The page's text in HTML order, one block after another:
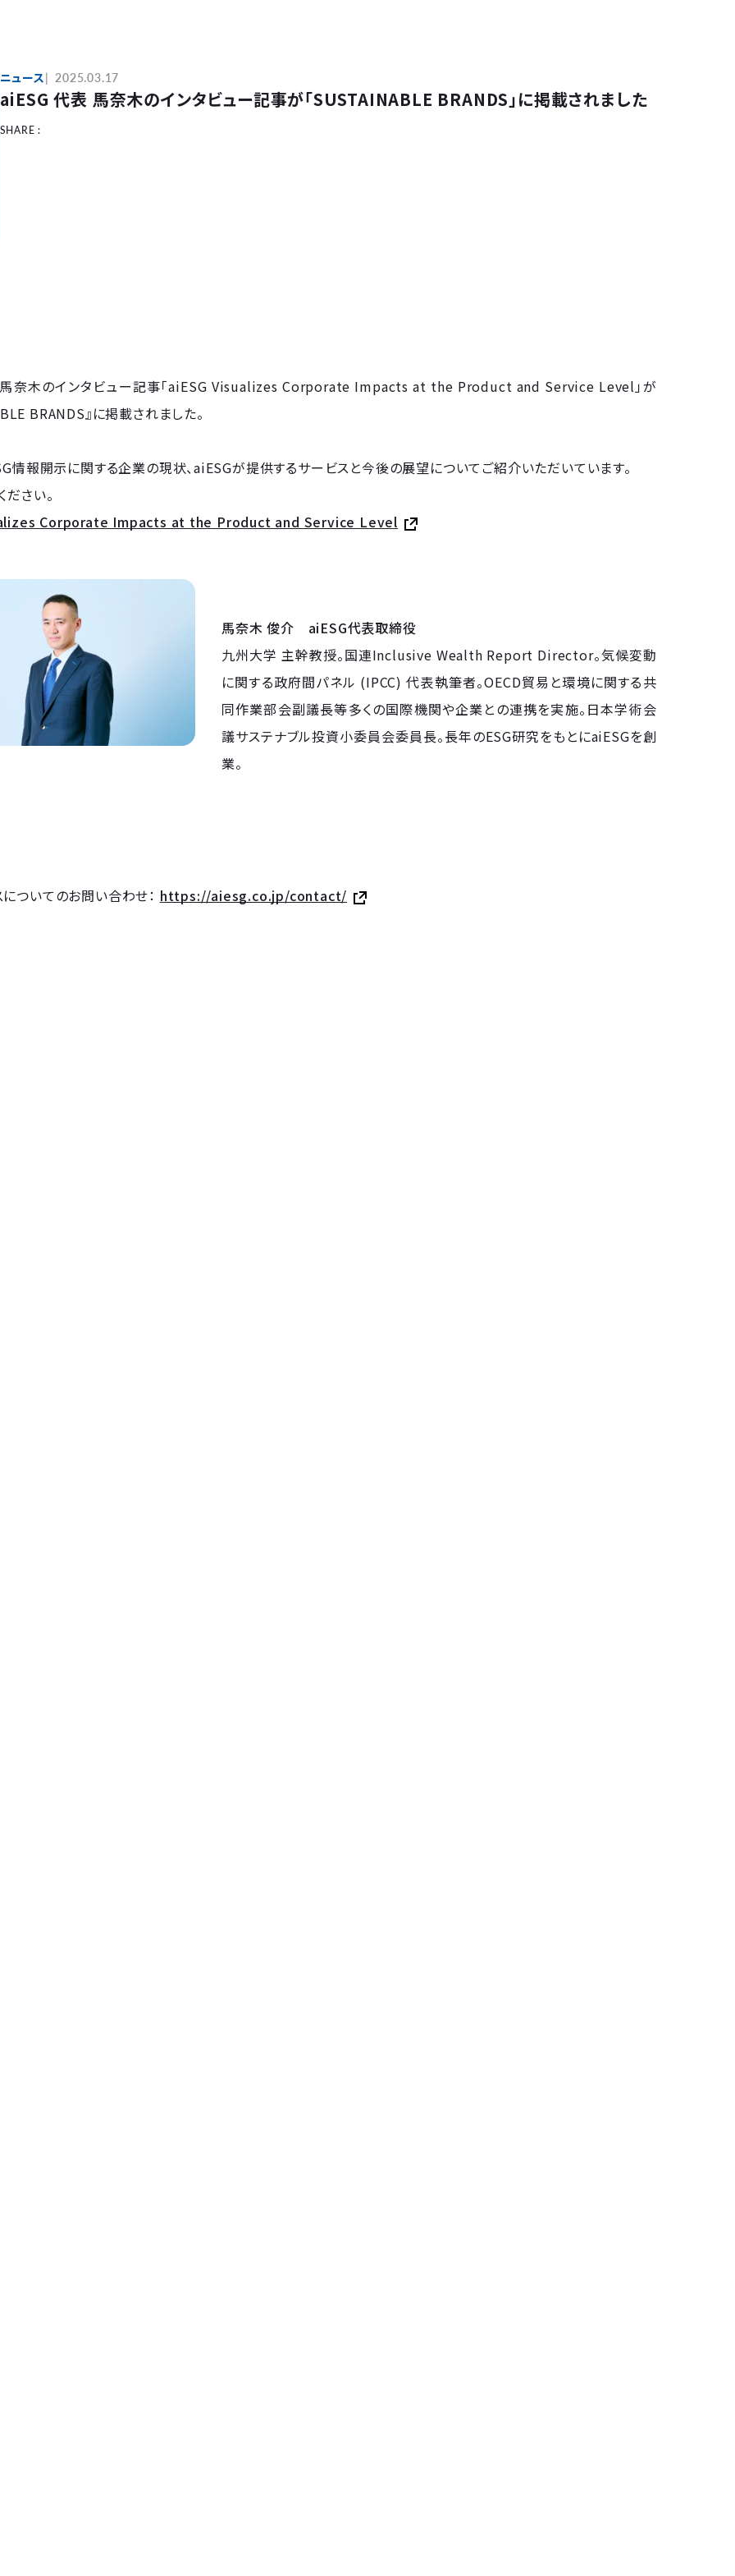
ニュース 2025.03.17
aiESG 代表 馬奈木のインタビュー記事が「SUSTAINABLE BRANDS」に掲載されました
SHARE :
奈木のインタビュー記事「aiESG Visualizes Corporate Impacts at the Product and Service Level」が
BRANDS』に掲載されました。
情報開示に関する企業の現状、aiESGが提供するサービスと今後の展望についてご紹介いただいています。
ださい。
Corporate Impacts at the Product and Service Level
馬奈木 俊介 aiESG代表取締役
九州大学 主幹教授。国連Inclusive Wealth Report Director。気候変動
に関する政府間パネル (IPCC) 代表執筆者。OECD貿易と環境に関する共
同作業部会副議長等多くの国際機関や企業との連携を実施。日本学術会
議サステナブル投資小委員会委員長。長年のESG研究をもとにaiESGを創
業。
ついてのお問い合わせ： https://aiesg.co.jp/contact/